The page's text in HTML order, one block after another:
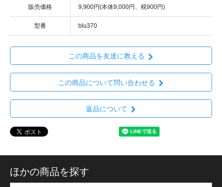
販売価格 9,900円(本体9,000円、税900円)
型番 blu370
この商品を友達に教える
この商品について問い合わせる
返品について
ほかの商品を探す